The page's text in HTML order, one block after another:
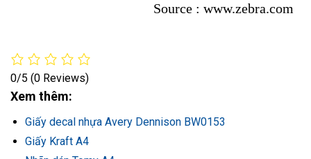
Source : www.zebra.com
0/5 (0 Reviews)
Xem thêm:
Giấy decal nhựa Avery Dennison BW0153
Giấy Kraft A4